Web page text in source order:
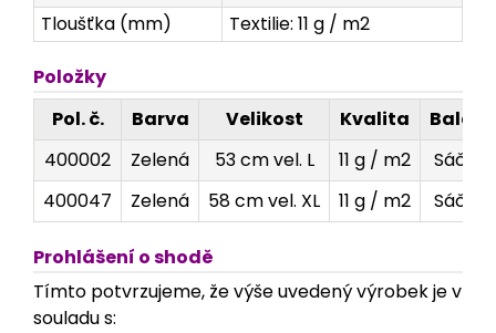
Tloušťka (mm)
Textilie: 11 g / m2
Položky
Pol. č.
Barva Velikost Kvalita
Balení
400002
Zelená 53 cm vel. L 11 g / m2
Sáček
400047
Zelená 58 cm vel. XL 11 g / m2 Sáček
Prohlášení o shodě
Tímto potvrzujeme, že výše uvedený výrobek je v
souladu s: